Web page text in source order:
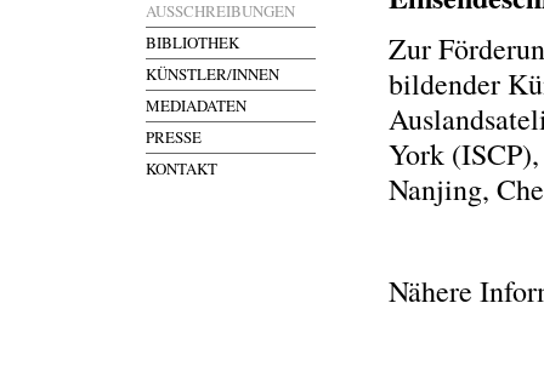
AUSSCHREIBUNGEN
BIBLIOTHEK
KÜNSTLER/INNEN
MEDIADATEN
PRESSE
KONTAKT
Zur
bildender
York
Nanjing,
Nähere